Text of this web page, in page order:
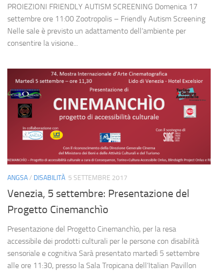
PROIEZIONI FRIENDLY AUTISM SCREENING Domenica 17
settembre ore 11:00 Zootropolis – Friendly Autism Screening
Nelle sale è previsto un adattamento dell’ambiente per
consentire la visione...
ANGSA/ DISABILITÀ 5 SETTEMBRE 2017
Venezia, 5 settembre: Presentazione del
Progetto Cinemanchìo
Presentazione del Progetto Cinemanchìo, per la resa
accessibile dei prodotti culturali per le persone con disabilità
sensoriale e cognitiva Sarà presentato martedì 5 settembre
alle ore 11:30, presso la Sala Tropicana dell’Italian Pavillon